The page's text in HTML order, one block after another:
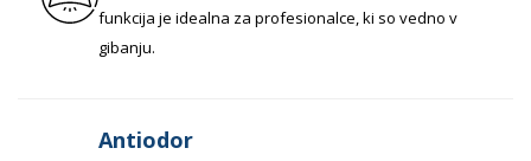
funkcija je idealna za profesionalce, ki so vedno v
gibanju.
Antiodor